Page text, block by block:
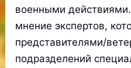
военными
мнение экспертов,
представителями/
подразделений